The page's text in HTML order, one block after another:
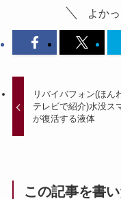
よか
リバイバフォン(ほん
テレビで紹介)水没ス
が復活する液体
この記事を書